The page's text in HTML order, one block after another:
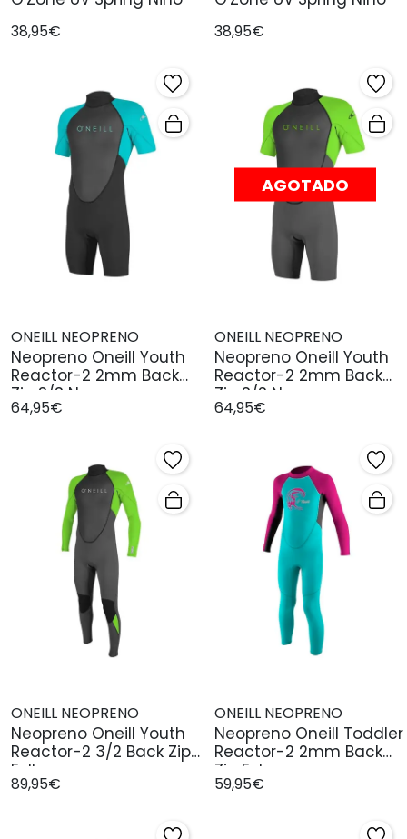
38,95€ 38,95€
ONEILL NEOPRENO
Neopreno Oneill Youth
Reactor-2 2mm Back
Zip S/S N
64,95€
AGOTADO
ONEILL NEOPRENO
Neopreno Oneill Youth
Reactor-2 2mm Back
Zip S/S N
64,95€
ONEILL NEOPRENO
Neopreno Oneill Youth
Reactor-2 3/2 Back Zip
Full
89,95€
ONEILL NEOPRENO
Neopreno Oneill Toddler
Reactor-2 2mm Back
Zip Ful
59,95€